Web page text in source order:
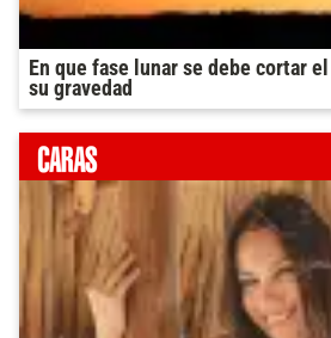
En que fase lunar se debe cortar
su gravedad